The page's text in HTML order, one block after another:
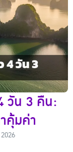
วัน 3 คืน:
คุ้มค่า